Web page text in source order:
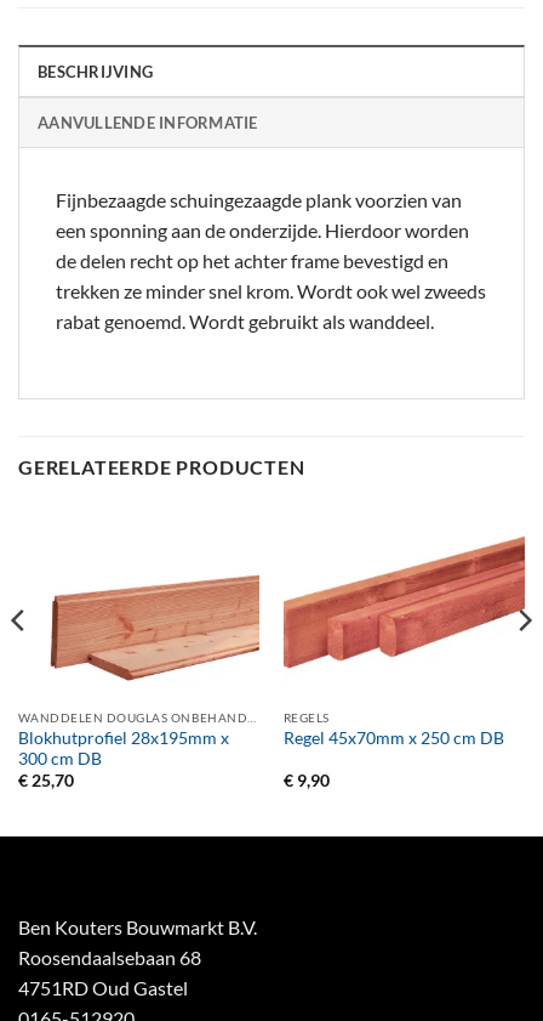
BESCHRIJVING
AANVULLENDE INFORMATIE
Fijnbezaagde schuingezaagde plank voorzien van
een sponning aan de onderzijde. Hierdoor worden
de delen recht op het achter frame bevestigd en
trekken ze minder snel krom. Wordt ook wel zweeds
rabat genoemd. Wordt gebruikt als wanddeel.
GERELATEERDE PRODUCTEN
Blokhutprofiel 28x195mm x
300 cm DB
€25,70
REGELS
Regel 45x70mm x 250 cm DB
€9,90
Ben Kouters Bouwmarkt B.V.
Roosendaalsebaan 68
4751RD Oud Gastel